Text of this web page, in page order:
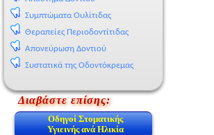
Συμπτώματα Ουλίτιδας
Θεραπείες Περιοδοντίτιδας
Απονεύρωση Δοντιού
Συστατικά της Οδοντόκρεμας
Διαβάστε επίσης:
Οδηγοί Στοματικής
Υγιεινής ανά Ηλικία